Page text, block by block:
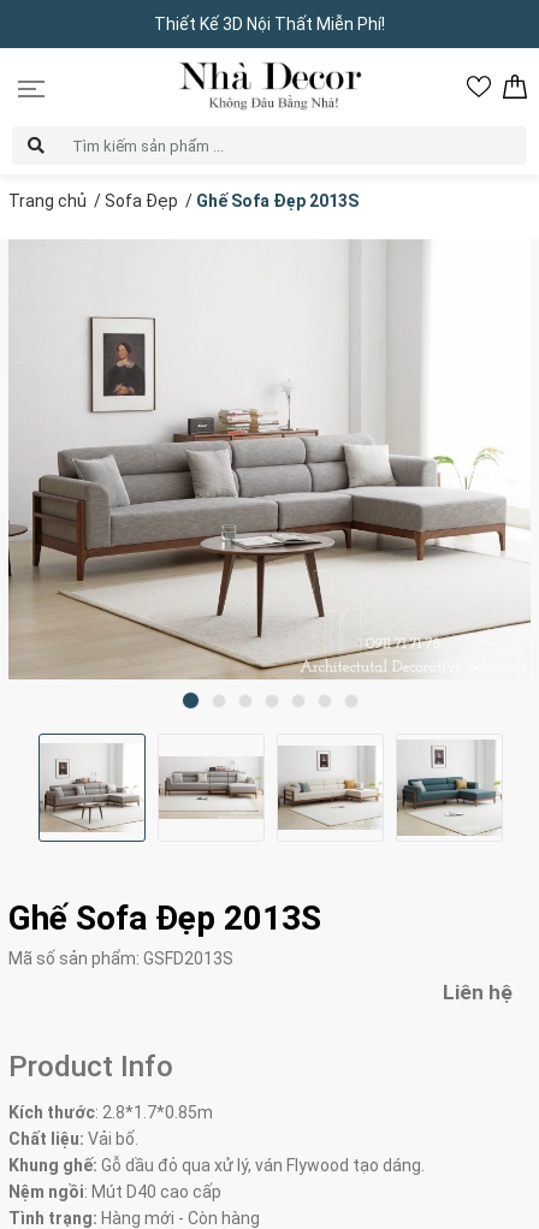
Thiết Kế 3D Nội Thất Miễn Phí!
Trang chủ /Sofa Đẹp / Ghế Sofa Đẹp 2013S
Ghế Sofa Đẹp 2013S
Mã số sản phẩm: GSFD2013S
Liên hệ
Product Info
Kích thước: 2.8*1.7*0.85m
Chất liệu: Vải bố.
Khung ghế: Gỗ dầu đỏ qua xử lý, ván Flywood tạo dáng.
Nệm ngồi: Mút D40 cao cấp
Tình trạng: Hàng mới - Còn hàng